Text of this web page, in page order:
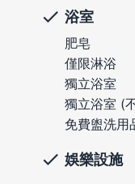
浴室
肥皂
僅限淋浴
獨立浴室
獨立浴室 (
免費盥洗用
娛樂設施